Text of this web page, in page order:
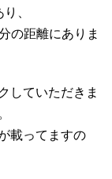
、
の距離にありま
していただきま
載ってますの